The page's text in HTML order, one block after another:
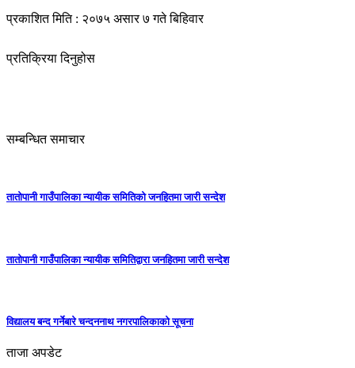
प्रकाशित मिति : २०७५ असार ७ गते बिहिवार
प्रतिक्रिया दिनुहोस
सम्बन्धित समाचार
तातोपानी गाउँपालिका न्यायीक समितिको जनहितमा जारी सन्देश
तातोपानी गाउँपालिका न्यायीक समितिद्वारा जनहितमा जारी सन्देश
विद्यालय बन्द गर्नेबारे चन्दननाथ नगरपालिकाको सूचना
ताजा अपडेट